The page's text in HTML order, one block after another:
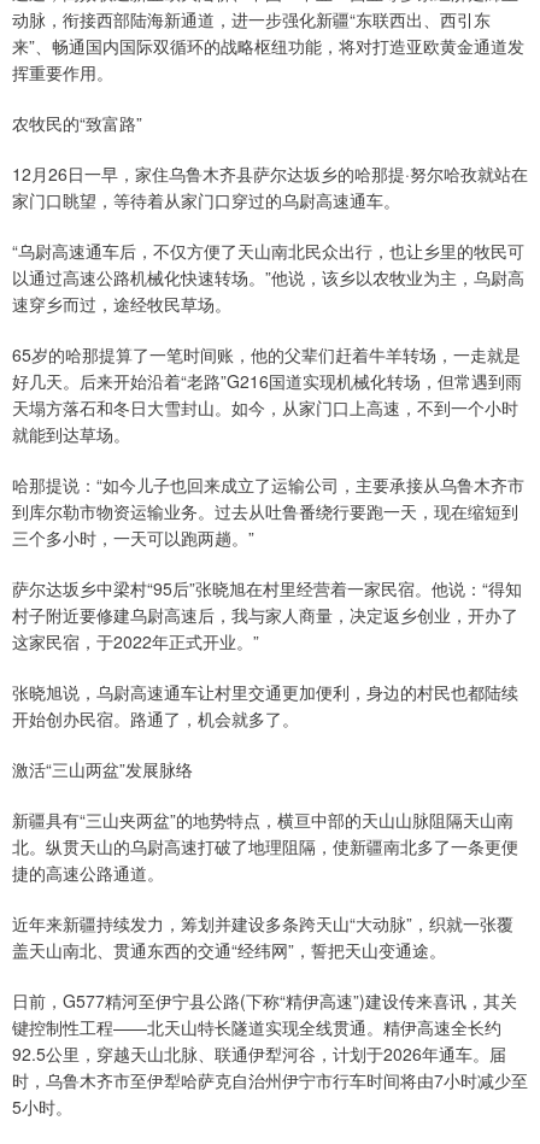
动脉，衔接西部陆海新通道，进一步强化新疆“东联西出、西引东
来”、畅通国内国际双循环的战略枢纽功能，将对打造亚欧黄金通道发
挥重要作用。
农牧民的“致富路”
12月26日一早，家住乌鲁木齐县萨尔达坂乡的哈那提·努尔哈孜就站在
家门口眺望，等待着从家门口穿过的乌尉高速通车。
“乌尉高速通车后，不仅方便了天山南北民众出行，也让乡里的牧民可
以通过高速公路机械化快速转场。”他说，该乡以农牧业为主，乌尉高
速穿乡而过，途经牧民草场。
65岁的哈那提算了一笔时间账，他的父辈们赶着牛羊转场，一走就是
好几天。后来开始沿着“老路”G216国道实现机械化转场，但常遇到雨
天塌方落石和冬日大雪封山。如今，从家门口上高速，不到一个小时
就能到达草场。
哈那提说：“如今儿子也回来成立了运输公司，主要承接从乌鲁木齐市
到库尔勒市物资运输业务。过去从吐鲁番绕行要跑一天，现在缩短到
三个多小时，一天可以跑两趟。”
萨尔达坂乡中梁村“95后”张晓旭在村里经营着一家民宿。他说：“得知
村子附近要修建乌尉高速后，我与家人商量，决定返乡创业，开办了
这家民宿，于2022年正式开业。”
张晓旭说，乌尉高速通车让村里交通更加便利，身边的村民也都陆续
开始创办民宿。路通了，机会就多了。
激活“三山两盆”发展脉络
新疆具有“三山夹两盆”的地势特点，横亘中部的天山山脉阻隔天山南
北。纵贯天山的乌尉高速打破了地理阻隔，使新疆南北多了一条更便
捷的高速公路通道。
近年来新疆持续发力，筹划并建设多条跨天山“大动脉”，织就一张覆
盖天山南北、贯通东西的交通“经纬网”，誓把天山变通途。
日前，G577精河至伊宁县公路(下称“精伊高速”)建设传来喜讯，其关
键控制性工程——北天山特长隧道实现全线贯通。精伊高速全长约
92.5公里，穿越天山北脉、联通伊犁河谷，计划于2026年通车。届
时，乌鲁木齐市至伊犁哈萨克自治州伊宁市行车时间将由7小时减少至
5小时。